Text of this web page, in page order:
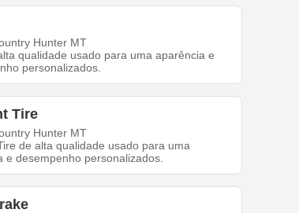
Hunter MT
qualidade usado para uma aparência e
personalizados.
Tire
Hunter MT
de alta qualidade usado para uma
e desempenho personalizados.